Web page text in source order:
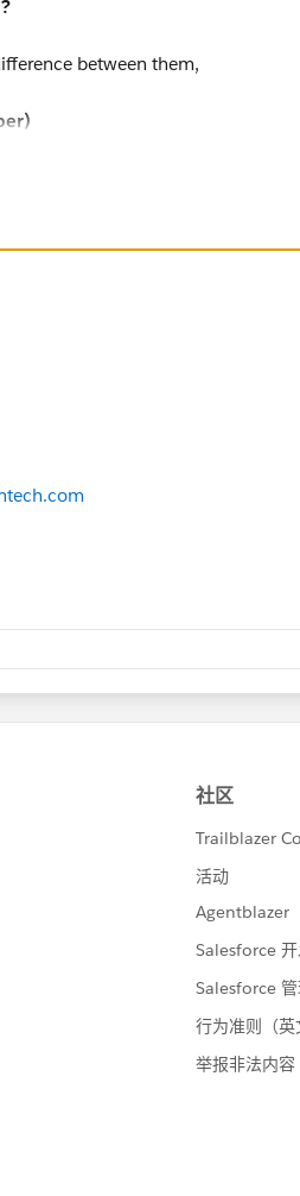
between them,
page to pull in API/developer